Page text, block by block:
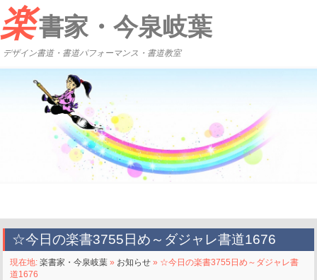
楽書家・今泉岐葉
デザイン書道・書道パフォーマンス・書道教室
☆今日の楽書3755日め～ダジャレ書道1676
現在地:楽書家・今泉岐葉 » お知らせ » ☆今日の楽書3755日め～ダジャレ書
道1676